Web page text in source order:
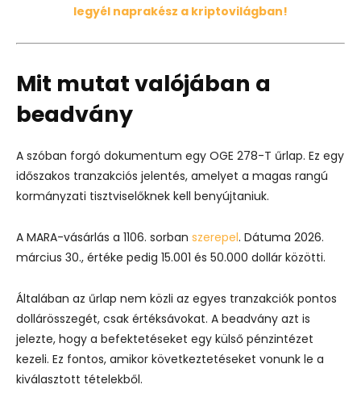
legyél naprakész a kriptovilágban!
Mit mutat valójában a
beadvány
A szóban forgó dokumentum egy OGE 278-T űrlap. Ez egy
időszakos tranzakciós jelentés, amelyet a magas rangú
kormányzati tisztviselőknek kell benyújtaniuk.
A MARA-vásárlás a 1106. sorban szerepel. Dátuma 2026.
március 30., értéke pedig 15.001 és 50.000 dollár közötti.
Általában az űrlap nem közli az egyes tranzakciók pontos
dollárösszegét, csak értéksávokat. A beadvány azt is
jelezte, hogy a befektetéseket egy külső pénzintézet
kezeli. Ez fontos, amikor következtetéseket vonunk le a
kiválasztott tételekből.